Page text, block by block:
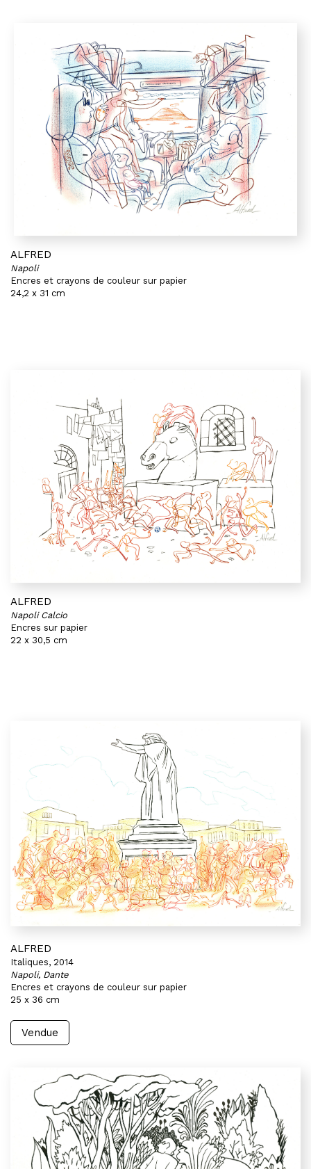
ALFRED
Napoli
Encres et crayons de couleur sur papier
24,2 x 31 cm
ALFRED
Napoli Calcio
Encres sur papier
22 x 30,5 cm
ALFRED
Italiques, 2014
Napoli, Dante
Encres et crayons de couleur sur papier
25 x 36 cm
Vendue